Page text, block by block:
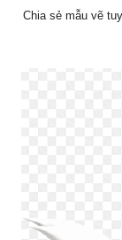
Chia sẻ mẫu vẽ